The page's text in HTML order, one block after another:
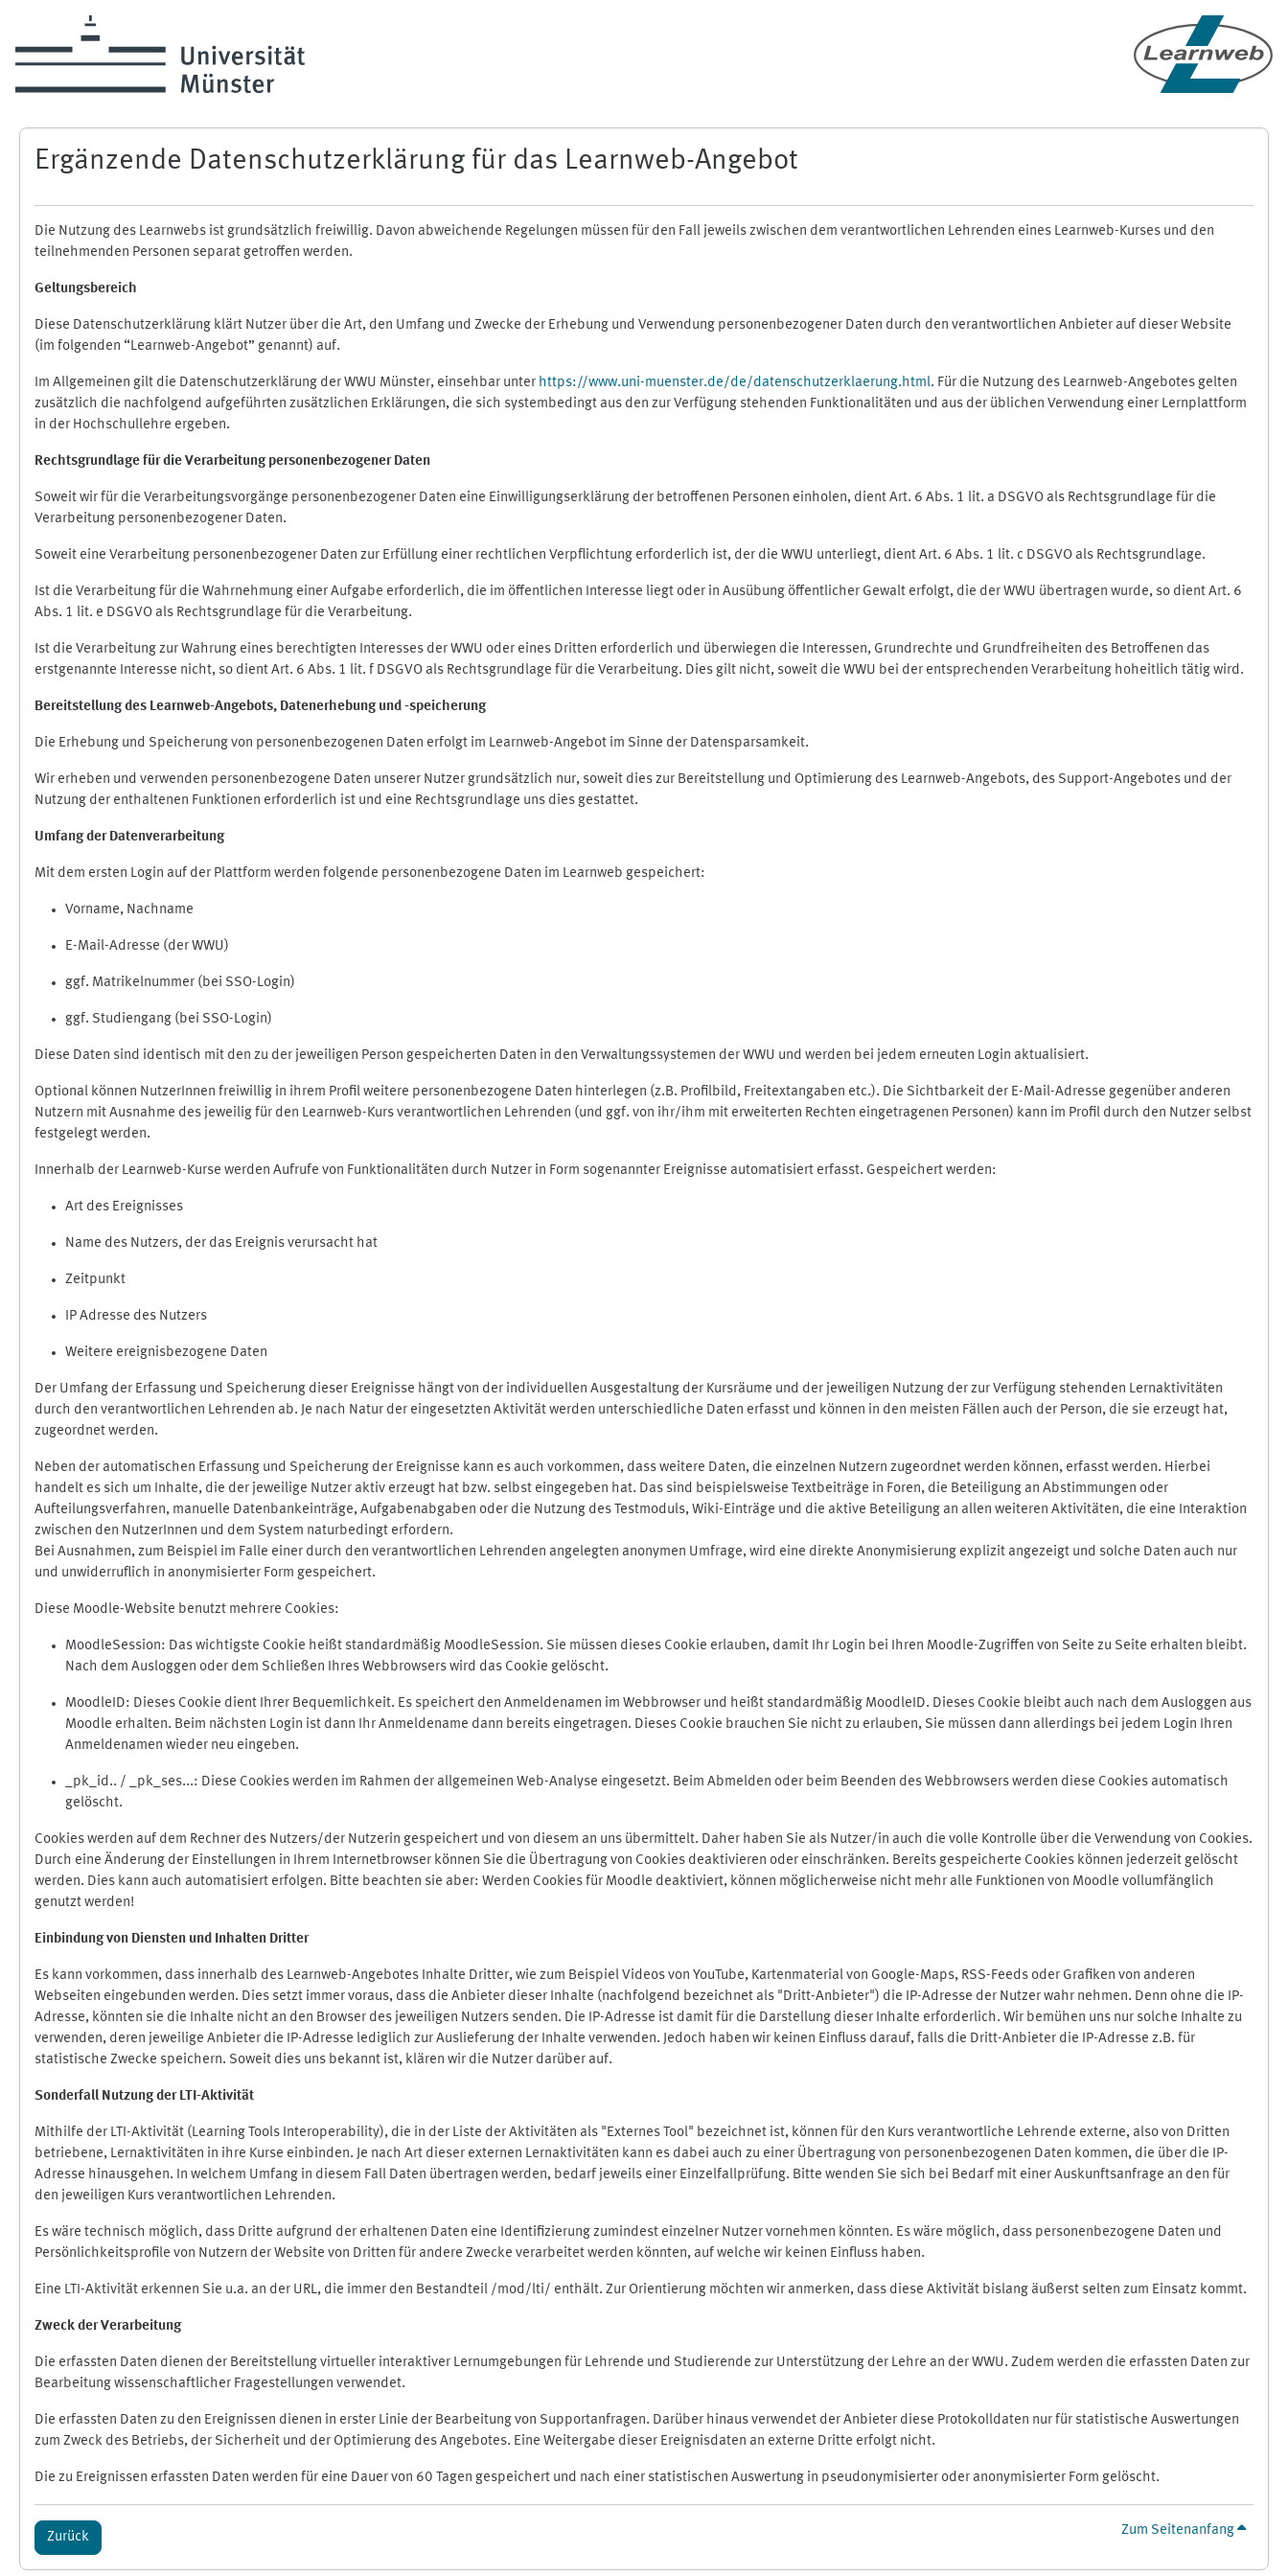
Ergänzende Datenschutzerklärung für das Learnweb-Angebot
Die Nutzung des Learnwebs ist grundsätzlich freiwillig. Davon abweichende Regelungen müssen für den Fall jeweils zwischen dem verantwortlichen Lehrenden eines Learnweb-Kurses und den
teilnehmenden Personen separat getroffen werden.
Geltungsbereich
Diese Datenschutzerklärung klärt Nutzer über die Art, den Umfang und Zwecke der Erhebung und Verwendung personenbezogener Daten durch den verantwortlichen Anbieter auf dieser Website
(im folgenden “Learnweb-Angebot” genannt) auf.
Im Allgemeinen gilt die Datenschutzerklärung der WWU Münster, einsehbar unter https://www.uni-muenster.de/de/datenschutzerklaerung.html. Für die Nutzung des Learnweb-Angebotes gelten
zusätzlich die nachfolgend aufgeführten zusätzlichen Erklärungen, die sich systembedingt aus den zur Verfügung stehenden Funktionalitäten und aus der üblichen Verwendung einer Lernplattform
in der Hochschullehre ergeben.
Rechtsgrundlage für die Verarbeitung personenbezogener Daten
Soweit wir für die Verarbeitungsvorgänge personenbezogener Daten eine Einwilligungserklärung der betroffenen Personen einholen, dient Art. 6 Abs. 1 lit. a DSGVO als Rechtsgrundlage für die
Verarbeitung personenbezogener Daten.
Soweit eine Verarbeitung personenbezogener Daten zur Erfüllung einer rechtlichen Verpflichtung erforderlich ist, der die WWU unterliegt, dient Art. 6 Abs. 1 lit. c DSGVO als Rechtsgrundlage.
Ist die Verarbeitung für die Wahrnehmung einer Aufgabe erforderlich, die im öffentlichen Interesse liegt oder in Ausübung öffentlicher Gewalt erfolgt, die der WWU übertragen wurde, so dient Art. 6
Abs. 1 lit. e DSGVO als Rechtsgrundlage für die Verarbeitung.
Ist die Verarbeitung zur Wahrung eines berechtigten Interesses der WWU oder eines Dritten erforderlich und überwiegen die Interessen, Grundrechte und Grundfreiheiten des Betroffenen das
erstgenannte Interesse nicht, so dient Art. 6 Abs. 1 lit. f DSGVO als Rechtsgrundlage für die Verarbeitung. Dies gilt nicht, soweit die WWU bei der entsprechenden Verarbeitung hoheitlich tätig wird.
Bereitstellung des Learnweb-Angebots, Datenerhebung und -speicherung
Die Erhebung und Speicherung von personenbezogenen Daten erfolgt im Learnweb-Angebot im Sinne der Datensparsamkeit.
Wir erheben und verwenden personenbezogene Daten unserer Nutzer grundsätzlich nur, soweit dies zur Bereitstellung und Optimierung des Learnweb-Angebots, des Support-Angebotes und der
Nutzung der enthaltenen Funktionen erforderlich ist und eine Rechtsgrundlage uns dies gestattet.
Umfang der Datenverarbeitung
Mit dem ersten Login auf der Plattform werden folgende personenbezogene Daten im Learnweb gespeichert:
Vorname, Nachname
E-Mail-Adresse (der WWU)
ggf. Matrikelnummer (bei SSO-Login)
ggf. Studiengang (bei SSO-Login)
Diese Daten sind identisch mit den zu der jeweiligen Person gespeicherten Daten in den Verwaltungssystemen der WWU und werden bei jedem erneuten Login aktualisiert.
Optional können NutzerInnen freiwillig in ihrem Profil weitere personenbezogene Daten hinterlegen (z.B. Profilbild, Freitextangaben etc.). Die Sichtbarkeit der E-Mail-Adresse gegenüber anderen
Nutzern mit Ausnahme des jeweilig für den Learnweb-Kurs verantwortlichen Lehrenden (und ggf. von ihr/ihm mit erweiterten Rechten eingetragenen Personen) kann im Profil durch den Nutzer selbst
festgelegt werden.
Innerhalb der Learnweb-Kurse werden Aufrufe von Funktionalitäten durch Nutzer in Form sogenannter Ereignisse automatisiert erfasst. Gespeichert werden:
Art des Ereignisses
Name des Nutzers, der das Ereignis verursacht hat
Zeitpunkt
IP Adresse des Nutzers
Weitere ereignisbezogene Daten
Der Umfang der Erfassung und Speicherung dieser Ereignisse hängt von der individuellen Ausgestaltung der Kursräume und der jeweiligen Nutzung der zur Verfügung stehenden Lernaktivitäten
durch den verantwortlichen Lehrenden ab. Je nach Natur der eingesetzten Aktivität werden unterschiedliche Daten erfasst und können in den meisten Fällen auch der Person, die sie erzeugt hat,
zugeordnet werden.
Neben der automatischen Erfassung und Speicherung der Ereignisse kann es auch vorkommen, dass weitere Daten, die einzelnen Nutzern zugeordnet werden können, erfasst werden. Hierbei
handelt es sich um Inhalte, die der jeweilige Nutzer aktiv erzeugt hat bzw. selbst eingegeben hat. Das sind beispielsweise Textbeiträge in Foren, die Beteiligung an Abstimmungen oder
Aufteilungsverfahren, manuelle Datenbankeinträge, Aufgabenabgaben oder die Nutzung des Testmoduls, Wiki-Einträge und die aktive Beteiligung an allen weiteren Aktivitäten, die eine Interaktion
zwischen den NutzerInnen und dem System naturbedingt erfordern.
Bei Ausnahmen, zum Beispiel im Falle einer durch den verantwortlichen Lehrenden angelegten anonymen Umfrage, wird eine direkte Anonymisierung explizit angezeigt und solche Daten auch nur
und unwiderruflich in anonymisierter Form gespeichert.
Diese Moodle-Website benutzt mehrere Cookies:
MoodleSession: Das wichtigste Cookie heißt standardmäßig MoodleSession. Sie müssen dieses Cookie erlauben, damit Ihr Login bei Ihren Moodle-Zugriffen von Seite zu Seite erhalten bleibt.
Nach dem Ausloggen oder dem Schließen Ihres Webbrowsers wird das Cookie gelöscht.
MoodleID: Dieses Cookie dient Ihrer Bequemlichkeit. Es speichert den Anmeldenamen im Webbrowser und heißt standardmäßig MoodleID. Dieses Cookie bleibt auch nach dem Ausloggen aus
Moodle erhalten. Beim nächsten Login ist dann Ihr Anmeldename dann bereits eingetragen. Dieses Cookie brauchen Sie nicht zu erlauben, Sie müssen dann allerdings bei jedem Login Ihren
Anmeldenamen wieder neu eingeben.
_pk_id.. / _pk_ses...: Diese Cookies werden im Rahmen der allgemeinen Web-Analyse eingesetzt. Beim Abmelden oder beim Beenden des Webbrowsers werden diese Cookies automatisch
gelöscht.
Cookies werden auf dem Rechner des Nutzers/der Nutzerin gespeichert und von diesem an uns übermittelt. Daher haben Sie als Nutzer/in auch die volle Kontrolle über die Verwendung von Cookies.
Durch eine Änderung der Einstellungen in Ihrem Internetbrowser können Sie die Übertragung von Cookies deaktivieren oder einschränken. Bereits gespeicherte Cookies können jederzeit gelöscht
werden. Dies kann auch automatisiert erfolgen. Bitte beachten sie aber: Werden Cookies für Moodle deaktiviert, können möglicherweise nicht mehr alle Funktionen von Moodle vollumfänglich
genutzt werden!
Einbindung von Diensten und Inhalten Dritter
Es kann vorkommen, dass innerhalb des Learnweb-Angebotes Inhalte Dritter, wie zum Beispiel Videos von YouTube, Kartenmaterial von Google-Maps, RSS-Feeds oder Grafiken von anderen
Webseiten eingebunden werden. Dies setzt immer voraus, dass die Anbieter dieser Inhalte (nachfolgend bezeichnet als "Dritt-Anbieter") die IP-Adresse der Nutzer wahr nehmen. Denn ohne die IP-
Adresse, könnten sie die Inhalte nicht an den Browser des jeweiligen Nutzers senden. Die IP-Adresse ist damit für die Darstellung dieser Inhalte erforderlich. Wir bemühen uns nur solche Inhalte zu
verwenden, deren jeweilige Anbieter die IP-Adresse lediglich zur Auslieferung der Inhalte verwenden. Jedoch haben wir keinen Einfluss darauf, falls die Dritt-Anbieter die IP-Adresse z.B. für
statistische Zwecke speichern. Soweit dies uns bekannt ist, klären wir die Nutzer darüber auf.
Sonderfall Nutzung der LTI-Aktivität
Mithilfe der LTI-Aktivität (Learning Tools Interoperability), die in der Liste der Aktivitäten als "Externes Tool" bezeichnet ist, können für den Kurs verantwortliche Lehrende externe, also von Dritten
betriebene, Lernaktivitäten in ihre Kurse einbinden. Je nach Art dieser externen Lernaktivitäten kann es dabei auch zu einer Übertragung von personenbezogenen Daten kommen, die über die IP-
Adresse hinausgehen. In welchem Umfang in diesem Fall Daten übertragen werden, bedarf jeweils einer Einzelfallprüfung. Bitte wenden Sie sich bei Bedarf mit einer Auskunftsanfrage an den für
den jeweiligen Kurs verantwortlichen Lehrenden.
Es wäre technisch möglich, dass Dritte aufgrund der erhaltenen Daten eine Identifizierung zumindest einzelner Nutzer vornehmen könnten. Es wäre möglich, dass personenbezogene Daten und
Persönlichkeitsprofile von Nutzern der Website von Dritten für andere Zwecke verarbeitet werden könnten, auf welche wir keinen Einfluss haben.
Eine LTI-Aktivität erkennen Sie u.a. an der URL, die immer den Bestandteil /mod/lti/ enthält. Zur Orientierung möchten wir anmerken, dass diese Aktivität bislang äußerst selten zum Einsatz kommt.
Zweck der Verarbeitung
Die erfassten Daten dienen der Bereitstellung virtueller interaktiver Lernumgebungen für Lehrende und Studierende zur Unterstützung der Lehre an der WWU. Zudem werden die erfassten Daten zur
Bearbeitung wissenschaftlicher Fragestellungen verwendet.
Die erfassten Daten zu den Ereignissen dienen in erster Linie der Bearbeitung von Supportanfragen. Darüber hinaus verwendet der Anbieter diese Protokolldaten nur für statistische Auswertungen
zum Zweck des Betriebs, der Sicherheit und der Optimierung des Angebotes. Eine Weitergabe dieser Ereignisdaten an externe Dritte erfolgt nicht.
Die zu Ereignissen erfassten Daten werden für eine Dauer von 60 Tagen gespeichert und nach einer statistischen Auswertung in pseudonymisierter oder anonymisierter Form gelöscht.
Zurück Zum Seitenanfang